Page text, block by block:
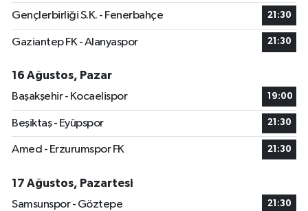
Gençlerbirliği S.K. - Fenerbahçe 21:30
Gaziantep FK - Alanyaspor 21:30
16 Ağustos, Pazar
Başakşehir - Kocaelispor
19:00
Beşiktaş - Eyüpspor 21:30
Amed - Erzurumspor FK 21:30
17 Ağustos, Pazartesi
Samsunspor - Göztepe
21:30